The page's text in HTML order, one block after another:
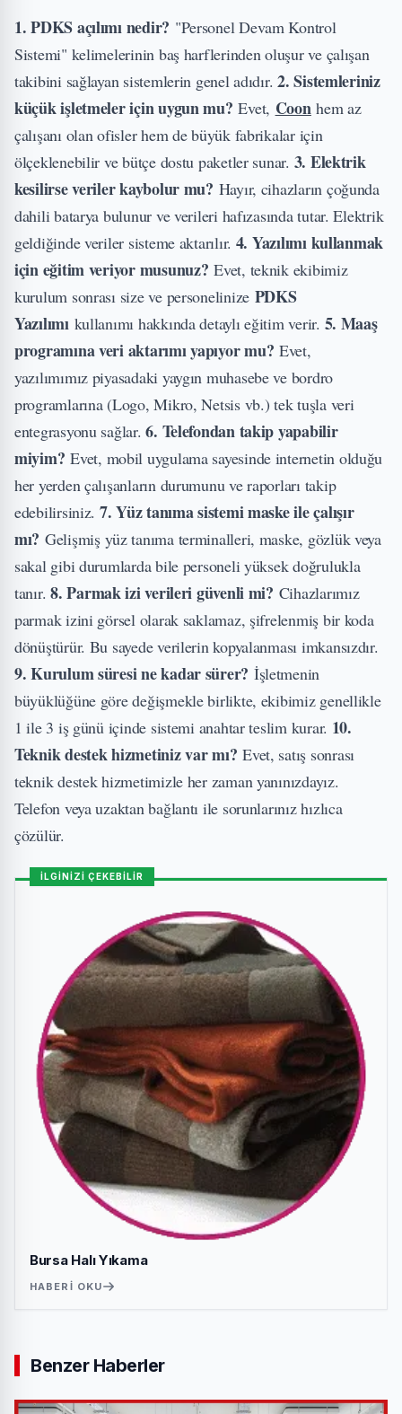
1. PDKS açılımı nedir? "Personel Devam Kontrol
Sistemi" kelimelerinin baş harflerinden oluşur ve çalışan
takibini sağlayan sistemlerin genel adıdır.2. Sistemleriniz
küçük işletmeler için uygun mu? Evet, Coonhem az
çalışanı olan ofisler hem de büyük fabrikalar için
ölçeklenebilir ve bütçe dostu paketler sunar. 3. Elektrik
kesilirse veriler kaybolur mu? Hayır, cihazların çoğunda
dahili batarya bulunur ve verileri hafızasında tutar. Elektrik
geldiğinde veriler sisteme aktarılır. 4. Yazılımı kullanmak
için eğitim veriyor musunuz? Evet, teknik ekibimiz
kurulum sonrası size ve personelinize PDKS
Yazılımıkullanımı hakkında detaylı eğitim verir. 5. Maaş
programına veri aktarımı yapıyor mu? Evet,
yazılımımız piyasadaki yaygın muhasebe ve bordro
programlarına (Logo, Mikro, Netsis vb.) tek tuşla veri
entegrasyonu sağlar.6. Telefondan takip yapabilir
miyim? Evet, mobil uygulama sayesinde internetin olduğu
her yerden çalışanların durumunu ve raporları takip
edebilirsiniz. 7. Yüz tanıma sistemi maske ile çalışır
mı? Gelişmiş yüz tanıma terminalleri, maske, gözlük veya
sakal gibi durumlarda bile personeli yüksek doğrulukla
tanır.8. Parmak izi verileri güvenli mi? Cihazlarımız
parmak izini görsel olarak saklamaz, şifrelenmiş bir koda
dönüştürür. Bu sayede verilerin kopyalanması imkansızdır.
9. Kurulum süresi ne kadar sürer? İşletmenin
büyüklüğüne göre değişmekle birlikte, ekibimiz genellikle
1 ile 3 iş günü içinde sistemi anahtar teslim kurar. 10.
Teknik destek hizmetiniz var mı? Evet, satış sonrası
teknik destek hizmetimizle her zaman yanınızdayız.
Telefon veya uzaktan bağlantı ile sorunlarınız hızlıca
çözülür.
İLGİNİZİ ÇEKEBİLİR
Bursa Halı Yıkama
HABERI OKU
Benzer Haberler